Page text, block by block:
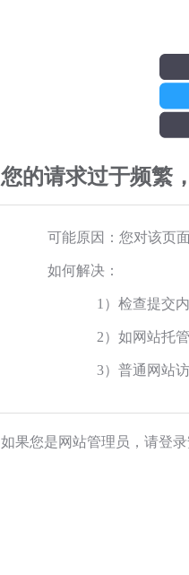
您的请求过于频繁
可能原因：您对该页
如何解决：
1）检查提交
2）如网站托
3）普通网站
如果您是网站管理员，请登